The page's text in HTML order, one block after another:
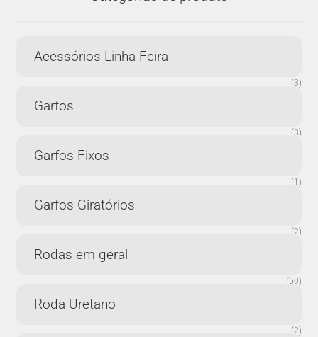
Acessórios Linha Feira
(3)
Garfos
(3)
Garfos Fixos
(1)
Garfos Giratórios
(2)
Rodas em geral
(50)
Roda Uretano
(2)